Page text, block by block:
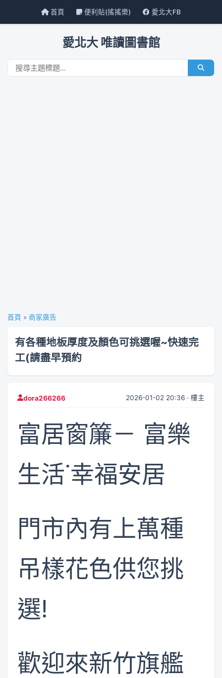
首頁 便利貼(搖搖樂) 愛北大FB
愛北大 唯讀圖書館
首頁 » 商家廣告
有各種地板厚度及顏色可挑選喔~快速完
工(請盡早預約
dora266266 2026-01-02 20:36 · 樓主
富居窗簾－ 富樂
生活˙幸福安居
門市內有上萬種
吊樣花色供您挑
選!
歡迎來新竹旗艦